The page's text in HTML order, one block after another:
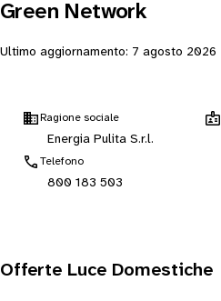
Green Network
Ultimo aggiornamento: 7 agosto 2026
Ragione sociale
Energia Pulita S.r.l.
Telefono
800 183 503
Offerte Luce Domestiche